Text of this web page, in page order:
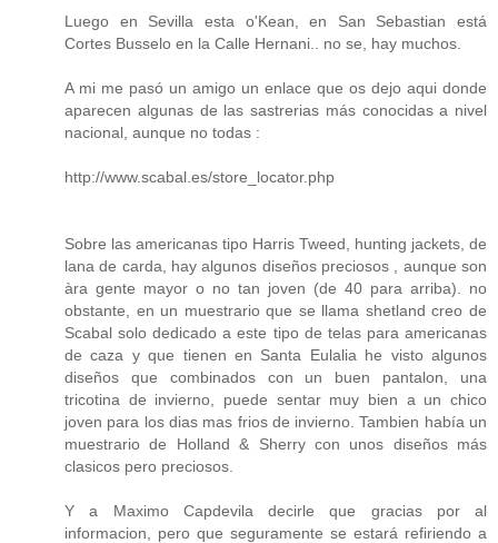
Luego en Sevilla esta o'Kean, en San Sebastian está
Cortes Busselo en la Calle Hernani.. no se, hay muchos.
A mi me pasó un amigo un enlace que os dejo aqui donde
aparecen algunas de las sastrerias más conocidas a nivel
nacional, aunque no todas :
http://www.scabal.es/store_locator.php
Sobre las americanas tipo Harris Tweed, hunting jackets, de
lana de carda, hay algunos diseños preciosos , aunque son
àra gente mayor o no tan joven (de 40 para arriba). no
obstante, en un muestrario que se llama shetland creo de
Scabal solo dedicado a este tipo de telas para americanas
de caza y que tienen en Santa Eulalia he visto algunos
diseños que combinados con un buen pantalon, una
tricotina de invierno, puede sentar muy bien a un chico
joven para los dias mas frios de invierno. Tambien había un
muestrario de Holland & Sherry con unos diseños más
clasicos pero preciosos.
Y a Maximo Capdevila decirle que gracias por al
informacion, pero que seguramente se estará refiriendo a